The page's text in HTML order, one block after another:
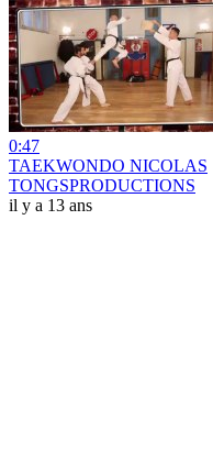
0:47
TAEKWONDO NICOLAS
TONGSPRODUCTIONS
il y a 13 ans